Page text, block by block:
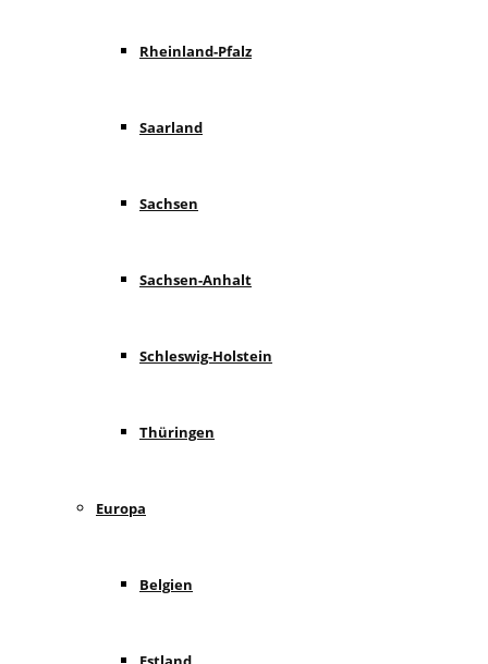
Rheinland-Pfalz
Saarland
Sachsen
Sachsen-Anhalt
Schleswig-Holstein
Thüringen
Europa
Belgien